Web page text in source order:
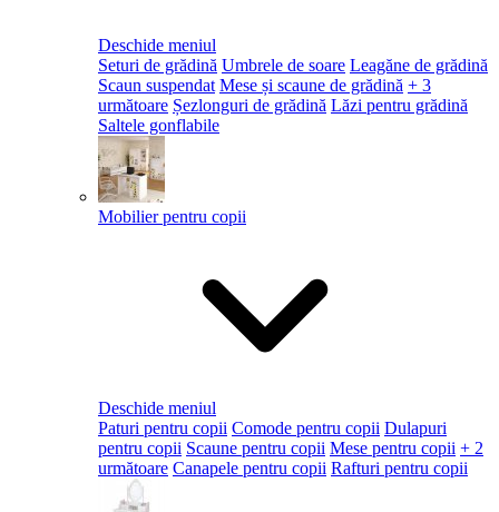
Deschide meniul
Seturi de grădină Umbrele de soare Leagăne de grădină
Scaun suspendat Mese și scaune de grădină + 3
următoare Șezlonguri de grădină Lăzi pentru grădină
Saltele gonflabile
Mobilier pentru copii
Deschide meniul
Paturi pentru copii Comode pentru copii Dulapuri
pentru copii Scaune pentru copii Mese pentru copii + 2
următoare Canapele pentru copii Rafturi pentru copii